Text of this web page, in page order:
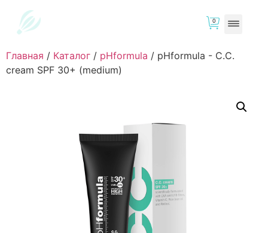
0
Главная / Каталог / pHformula / pHformula - C.C.
cream SPF 30+ (medium)